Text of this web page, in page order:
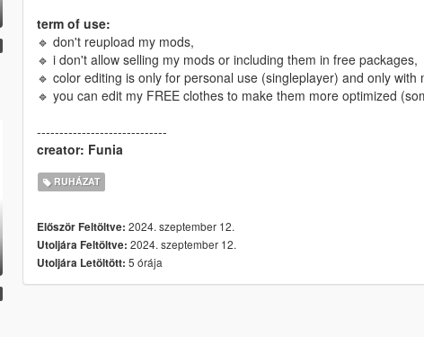
term of use:
🔹 don't reupload my mods,
🔹 i don't allow selling my mods or including them in free packages,
🔹 color editing is only for personal use (singleplayer) and only with
🔹 you can edit my FREE clothes to make them more optimized
-----------------------------
creator: Funia
RUHÁZAT
Először Feltöltve: 2024. szeptember 12.
Utoljára Feltöltve: 2024. szeptember 12.
Utoljára Letöltött: 5 órája